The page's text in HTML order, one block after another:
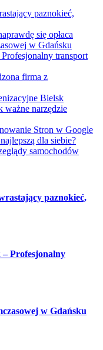
paznokieć,
się opłaca
w Gdańsku
transport
firma z
Bielsk
ważne narzędzie
Stron w Google
dla siebie?
samochodów
paznokieć,
– Profesjonalny
w Gdańsku